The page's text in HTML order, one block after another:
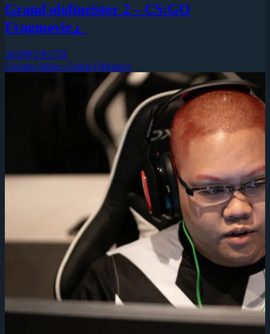
Grand olofmeister 2 – CS:GO
Fragmovie』
2026年2月27日
Counter-Strike: Global Offensive